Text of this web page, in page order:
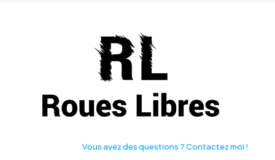
Vous avez des questions ? Contactez moi !